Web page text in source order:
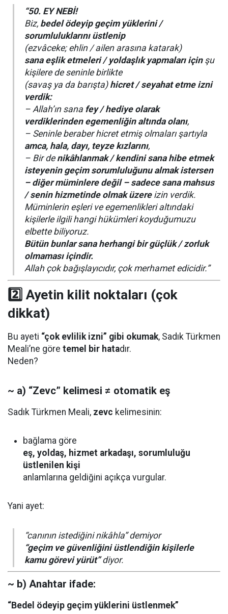
“50. EY NEBİ!
Biz, bedel ödeyip geçim yüklerini /
sorumluluklarını üstlenip
(ezvâceke; ehlin / ailen arasına katarak)
sana eşlik etmeleri / yoldaşlık yapmaları içinşu
kişilere de seninle birlikte
(savaş ya da barışta) hicret / seyahat etme izni
verdik:
– Allah’ın sana fey / hediye olarak
verdiklerinden egemenliğin altında olanı,
– Seninle beraber hicret etmiş olmaları şartıyla
amca, hala, dayı, teyze kızlarını,
– Bir de nikâhlanmak / kendini sana hibe etmek
isteyenin geçim sorumluluğunu almak istersen
– diğer müminlere değil – sadece sana mahsus
/ senin hizmetinde olmak üzereizin verdik.
Müminlerin eşleri ve egemenlikleri altındaki
kişilerle ilgili hangi hükümleri koyduğumuzu
elbette biliyoruz.
Bütün bunlar sana herhangi bir güçlük / zorluk
olmaması içindir.
Allah çok bağışlayıcıdır, çok merhamet edicidir.”
2️⃣ Ayetin kilit noktaları (çok
dikkat)
Bu ayeti “çok evlilik izni” gibi okumak, Sadık Türkmen
Meali’ne göre temel bir hatadır.
Neden?
~ a) “Zevc” kelimesi ≠ otomatik eş
Sadık Türkmen Meali, zevc kelimesinin:
bağlama göre
eş, yoldaş, hizmet arkadaşı, sorumluluğu
üstlenilen kişi
anlamlarına geldiğini açıkça vurgular.
Yani ayet:
“canının istediğini nikâhla” demiyor
“geçim ve güvenliğini üstlendiğin kişilerle
kamu görevi yürüt”diyor.
~ b) Anahtar ifade:
“Bedel ödeyip geçim yüklerini üstlenmek”